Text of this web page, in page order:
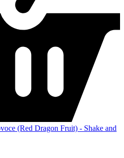
(Red Dragon Fruit) - Shake and